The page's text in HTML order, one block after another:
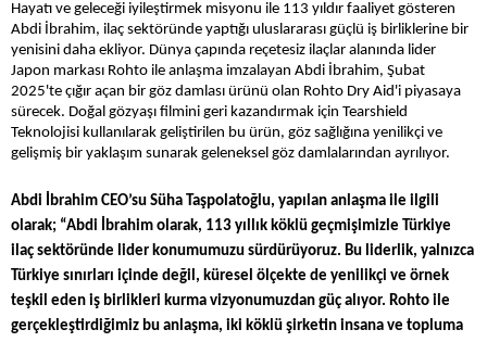
Hayatı ve geleceği iyileştirmek misyonu ile 113 yıldır faaliyet gösteren
Abdi İbrahim, ilaç sektöründe yaptığı uluslararası güçlü iş birliklerine bir
yenisini daha ekliyor. Dünya çapında reçetesiz ilaçlar alanında lider
Japon markası Rohto ile anlaşma imzalayan Abdi İbrahim, Şubat
2025'te çığır açan bir göz damlası ürünü olan Rohto Dry Aid'i piyasaya
sürecek. Doğal gözyaşı filmini geri kazandırmak için Tearshield
Teknolojisi kullanılarak geliştirilen bu ürün, göz sağlığına yenilikçi ve
gelişmiş bir yaklaşım sunarak geleneksel göz damlalarından ayrılıyor.
Abdi İbrahim CEO’su Süha Taşpolatoğlu, yapılan anlaşma ile ilgili
olarak; “Abdi İbrahim olarak, 113 yıllık köklü geçmişimizle Türkiye
ilaç sektöründe lider konumumuzu sürdürüyoruz. Bu liderlik, yalnızca
Türkiye sınırları içinde değil, küresel ölçekte de yenilikçi ve örnek
teşkil eden iş birlikleri kurma vizyonumuzdan güç alıyor. Rohto ile
gerçekleştirdiğimiz bu anlaşma, iki köklü şirketin insana ve topluma